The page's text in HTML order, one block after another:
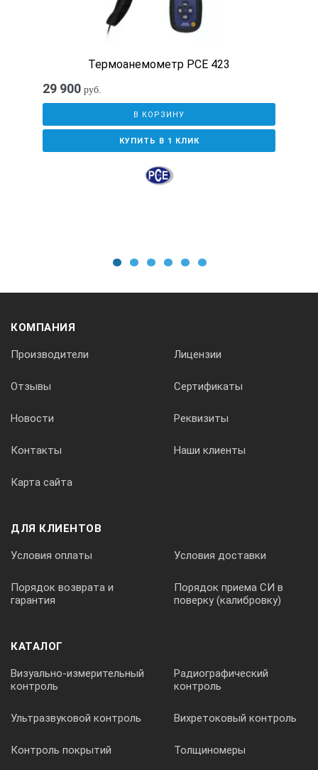
Термоанемометр PCE 423
29 900 руб.
В КОРЗИНУ
КУПИТЬ В 1 КЛИК
КОМПАНИЯ
Производители Лицензии
Отзывы Сертификаты
Новости Реквизиты
Контакты Наши клиенты
Карта сайта
ДЛЯ КЛИЕНТОВ
Условия оплаты Условия доставки
Порядок возврата и
гарантия
Порядок приема СИ в
поверку (калибровку)
КАТАЛОГ
Визуально-измерительный
контроль
Радиографический
контроль
Ультразвуковой контроль Вихретоковый контроль
Контроль покрытий Толщиномеры